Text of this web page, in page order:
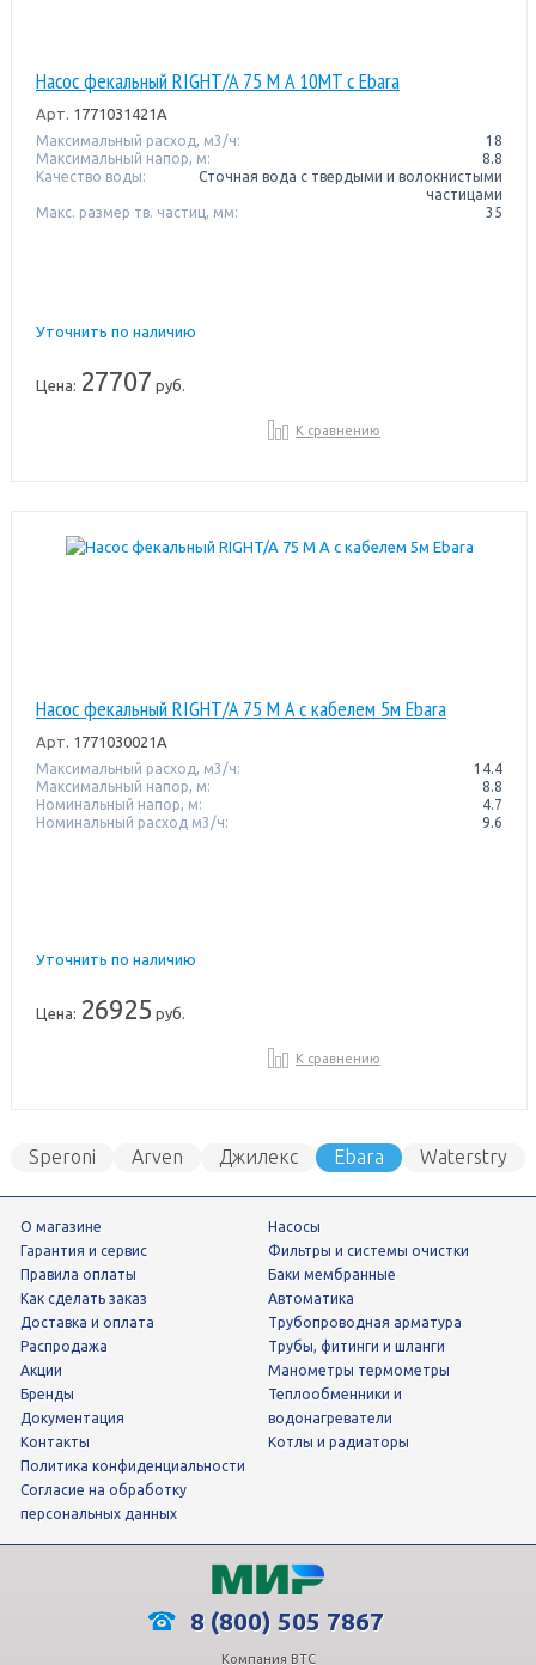
Насос фекальный RIGHT/A 75 M A 10MT с Ebara
Арт. 1771031421A
Максимальный расход, м3/ч:
18
Максимальный напор, м:
8.8
Качество воды:
Сточная вода с твердыми и волокнистыми
частицами
Макс. размер тв. частиц, мм:
35
Уточнить по наличию
Цена: 27707 руб.
К сравнению
Насос фекальный RIGHT/A 75 M A с кабелем 5м Ebara
Арт. 1771030021A
Максимальный расход, м3/ч:
14.4
Максимальный напор, м:
8.8
Номинальный напор, м:
4.7
Номинальный расход м3/ч:
9.6
Уточнить по наличию
Цена: 26925 руб.
К сравнению
Speroni Arven Джилекс Ebara
Waterstry
О магазине
Гарантия и сервис
Правила оплаты
Как сделать заказ
Доставка и оплата
Распродажа
Акции
Бренды
Документация
Контакты
Насосы
фильтры и системы очистки
Баки мембранные
Автоматика
трубопроводная арматура
трубы, фитинги и шланги
манометры термометры
теплообменники и
водонагреватели
Котлы и радиаторы
Политика конфиденциальности
Согласие на обработку
персональных данных
8 (800) 505 7867
Компания ВТС